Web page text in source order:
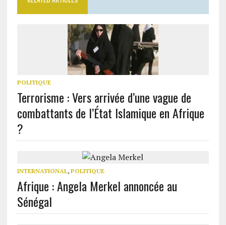
POLITIQUE
Terrorisme : Vers arrivée d’une vague de
combattants de l’État Islamique en Afrique
?
INTERNATIONAL, POLITIQUE
Afrique : Angela Merkel annoncée au
Sénégal